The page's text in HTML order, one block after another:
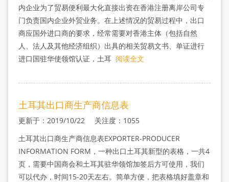
内企业为了贸易便利最大化直接出资在香港注册离岸公司专
门负责国内企业外贸业务。在上述情况的贸易过程中，出口
商应国外进口商的要求，经常需要对香港主体（包括自然
人、法人及其他经济组织）出具的相关贸易文书、单证进行
进口国驻华使领馆认证，土耳 阅读全文
土耳其出口商生产商信息表
更新于：2019/10/22 关注度：1055
土耳其出口商生产商信息表EXPORTER-PRODUCER
INFORMATION FORM，一种出口土耳其新型的表格，一共4
页，需要中国商会和土耳其驻华领馆加签后方可使用，我们
可以代办，时间15-20天左右。简单方便，把表格填好盖章和